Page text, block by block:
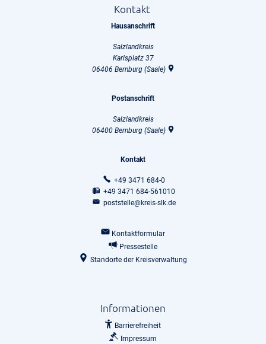
Kontakt
Hausanschrift
Salzlandkreis
Karlsplatz 37
06406 Bernburg (Saale)
Postanschrift
Salzlandkreis
06400 Bernburg (Saale)
Kontakt
+49 3471 684-0
+49 3471 684-561010
poststelle@kreis-slk.de
Kontaktformular
Pressestelle
Standorte der Kreisverwaltung
Informationen
Barrierefreiheit
Impressum